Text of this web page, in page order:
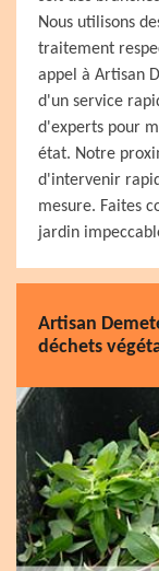
Nous utilisons
traitement
appel à Artisan
d'un service
d'experts pour
état. Notre
d'intervenir
mesure. Faites
jardin
Artisan
déchets